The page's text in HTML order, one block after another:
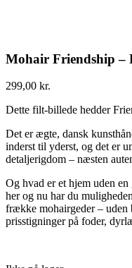
Mohair Friendship –
299,00 kr.
Dette filt-billede hedder
Det er ægte, dansk
inderst til yderst, og det er
detaljerigdom – næsten
Og hvad er et hjem uden
her og nu har du
frække mohairgeder – uden
prisstigninger på foder,